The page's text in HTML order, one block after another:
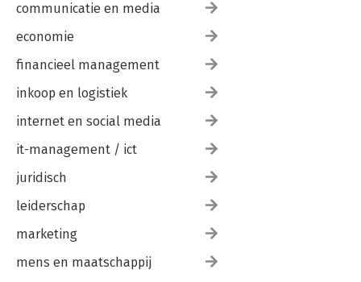
communicatie en media
economie
financieel management
inkoop en logistiek
internet en social media
it-management / ict
juridisch
leiderschap
marketing
mens en maatschappij